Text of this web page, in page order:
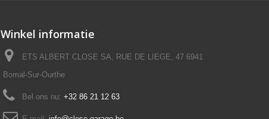
Winkel informatie
ETS ALBERT CLOSE SA, RUE DE LIEGE, 47 6941
Bomal-Sur-Ourthe
Bel ons nu: +32 86 21 12 63